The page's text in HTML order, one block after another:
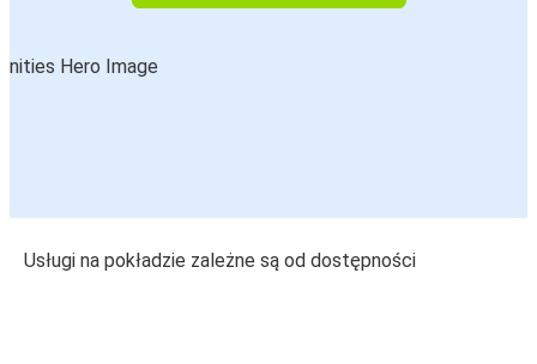
Usługi na pokładzie zależne są od dostępności